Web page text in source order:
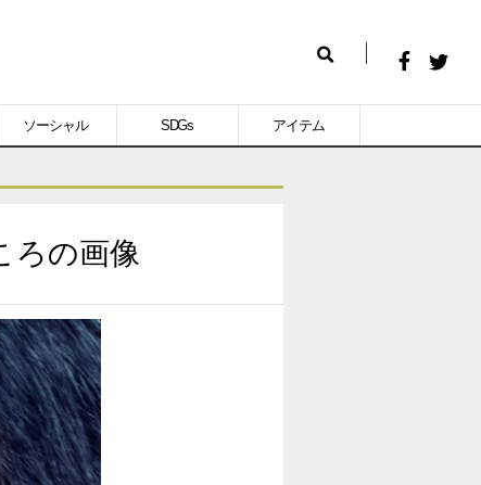
ソーシャル SDGs アイテム
索
Facebook
ろの画像